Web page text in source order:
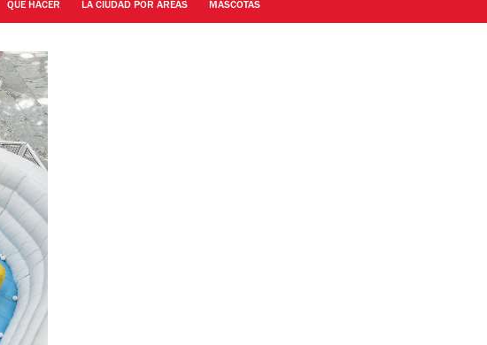
QUE HACER LA CIUDAD POR AREAS MASCOTAS